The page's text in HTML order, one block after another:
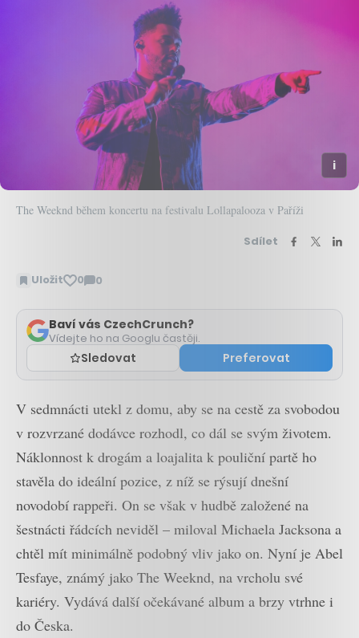
The Weeknd během koncertu na festivalu Lollapalooza v Paříži
Sdílet
Uložit 0 0
Zobrazit
Baví vás CzechCrunch?
Vídejte ho na Googlu častěji.
Sledovat Preferovat
V sedmnácti utekl z domu, aby se na cestě za svobodou
v rozvrzané dodávce rozhodl, co dál se svým životem.
Náklonnost k drogám a loajalita k pouliční partě ho
stavěla do ideální pozice, z níž se rýsují dnešní
novodobí rappeři. On se však v hudbě založené na
šestnácti řádcích neviděl – miloval Michaela Jacksona a
chtěl mít minimálně podobný vliv jako on. Nyní je Abel
Tesfaye, známý jako The Weeknd, na vrcholu své
kariéry. Vydává další očekávané album a brzy vtrhne i
do Česka.